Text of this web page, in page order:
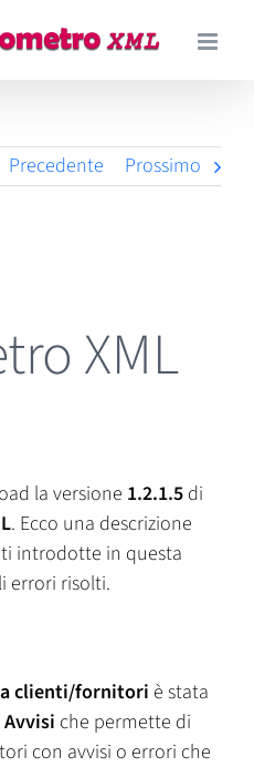
Precedente Prossimo
XML
la versione 1.2.1.5 di
. Ecco una descrizione
introdotte in questa
errori risolti.
clienti/fornitori è stata
Avvisi che permette di
con avvisi o errori che